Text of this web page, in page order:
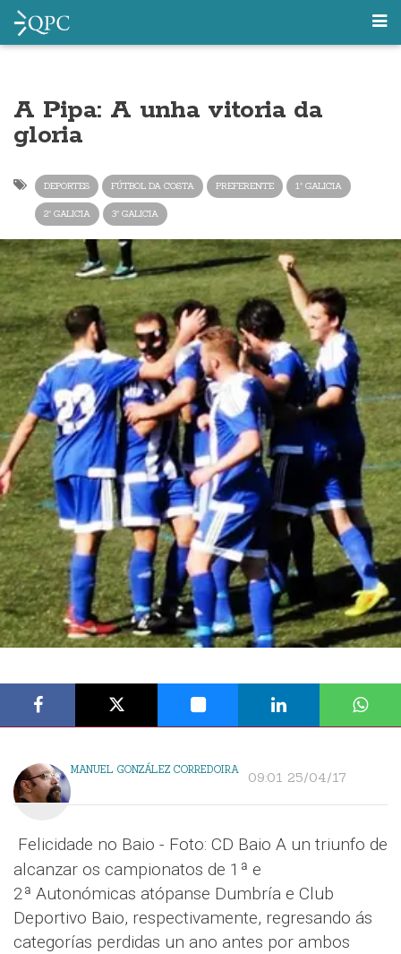
A Pipa: A unha vitoria da
gloria
DEPORTES FÚTBOL DA COSTA PREFERENTE 1ª GALICIA
2ª GALICIA 3ª GALICIA
MANUEL GONZÁLEZ CORREDOIRA 09:01 25/04/17
Felicidade no Baio - Foto: CD Baio A un triunfo de
alcanzar os campionatos de 1ª e
2ª Autonómicas atópanse Dumbría e Club
Deportivo Baio, respectivamente, regresando ás
categorías perdidas un ano antes por ambos